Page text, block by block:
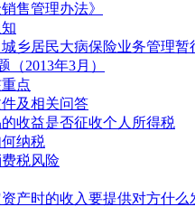
售管理办法》
乡居民大病保险业务管理暂
2013年3月）
点
及相关问答
收益是否征收个人所得税
纳税
税风险
产时的收入要提供对方什么